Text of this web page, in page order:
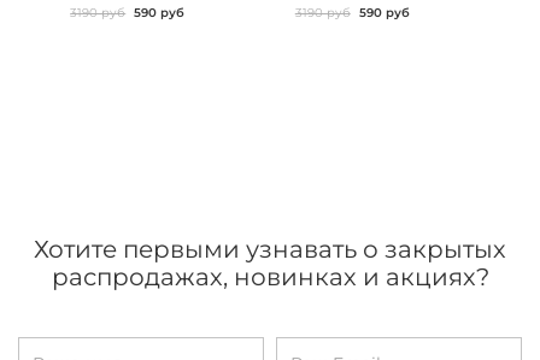
3190 руб 590 руб
3190 руб 590 руб
Хотите первыми узнавать о закрытых
распродажах, новинках и акциях?